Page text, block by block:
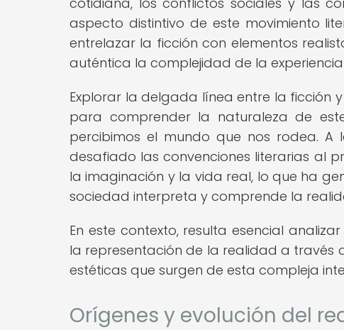
aspecto distintivo de este movimiento
entrelazar la ficción con elementos
auténtica la complejidad de la
Explorar la delgada línea entre la ficción
para comprender la naturaleza de
percibimos el mundo que nos rodea. A
desafiado las convenciones literarias al
la imaginación y la vida real, lo que ha
sociedad interpreta y comprende la
En este contexto, resulta esencial
la representación de la realidad a través
estéticas que surgen de esta compleja
Orígenes y evolución del